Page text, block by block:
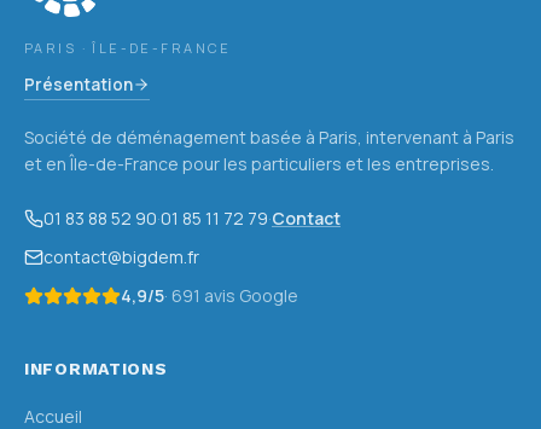
PARIS · ÎLE-DE-FRANCE
Présentation
Société de déménagement basée à Paris, intervenant à Paris
et en Île-de-France pour les particuliers et les entreprises.
01 83 88 52 90·01 85 11 72 79·Contact
contact@bigdem.fr
4,9/5· 691 avis Google
INFORMATIONS
Accueil